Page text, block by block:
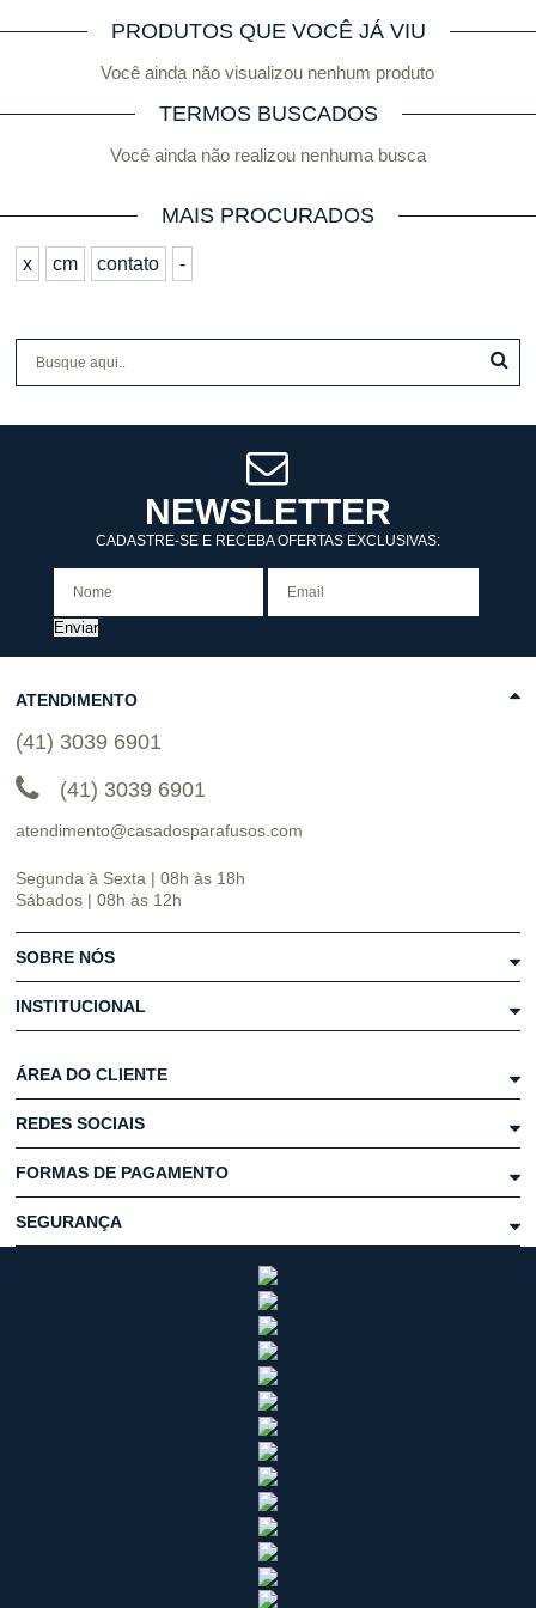
PRODUTOS QUE VOCÊ JÁ VIU
Você ainda não visualizou nenhum produto
TERMOS BUSCADOS
Você ainda não realizou nenhuma busca
MAIS PROCURADOS
x cm contato -
NEWSLETTER
CADASTRE-SE E RECEBA OFERTAS EXCLUSIVAS:
Enviar
ATENDIMENTO
(41) 3039 6901
(41) 3039 6901
atendimento@casadosparafusos.com
Segunda à Sexta | 08h às 18h
Sábados | 08h às 12h
SOBRE NÓS
INSTITUCIONAL
ÁREA DO CLIENTE
REDES SOCIAIS
FORMAS DE PAGAMENTO
SEGURANÇA